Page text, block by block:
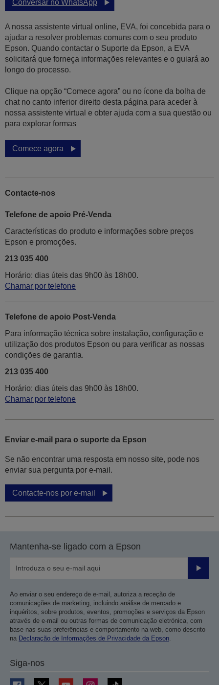
Conversar no WhatsApp
A nossa assistente virtual online, EVA, foi concebida para o
ajudar a resolver problemas comuns com o seu produto
Epson. Quando contactar o Suporte da Epson, a EVA
solicitará que forneça informações relevantes e o guiará ao
longo do processo.
Clique na opção “Comece agora” ou no ícone da bolha de
chat no canto inferior direito desta página para aceder à
nossa assistente virtual e obter ajuda com a sua questão ou
para explorar formas
Comece agora
Contacte-nos
Telefone de apoio Pré-Venda
Características do produto e informações sobre preços
Epson e promoções.
213 035 400
Horário: dias úteis das 9h00 às 18h00.
Chamar por telefone
Telefone de apoio Post-Venda
Para informação técnica sobre instalação, configuração e
utilização dos produtos Epson ou para verificar as nossas
condições de garantia.
213 035 400
Horário: dias úteis das 9h00 às 18h00.
Chamar por telefone
Enviar e-mail para o suporte da Epson
Se não encontrar uma resposta em nosso site, pode nos
enviar sua pergunta por e-mail.
Contacte-nos por e-mail
Mantenha-se ligado com a Epson
Enviar
Ao enviar o seu endereço de e-mail, autoriza a receção de
comunicações de marketing, incluindo análise de mercado e
inquéritos, sobre produtos, eventos, promoções e serviços da Epson
através de e-mail ou outras formas de comunicação eletrónica, com
base nas suas preferências e comportamento na web, como descrito
na Declaração de Informações de Privacidade da Epson.
Siga-nos